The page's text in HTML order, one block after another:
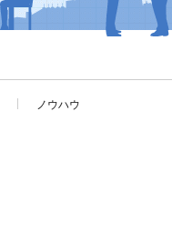
ノウハウ